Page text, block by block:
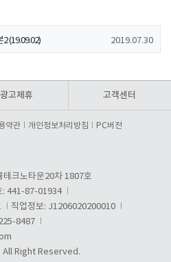
(19.09.02) 2019.07.30
광고제휴 고객센터
약관 개인정보처리방침 PC버전
테크노타운20차 1807호
: 441-87-01934
직업정보: J1206020200010
8487
Right Reserved.